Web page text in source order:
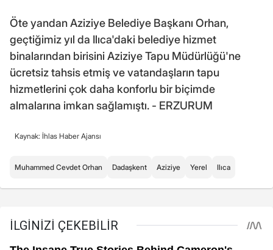
Öte yandan Aziziye Belediye Başkanı Orhan,
geçtiğimiz yıl da Ilıca'daki belediye hizmet
binalarından birisini Aziziye Tapu Müdürlüğü'ne
ücretsiz tahsis etmiş ve vatandaşların tapu
hizmetlerini çok daha konforlu bir biçimde
almalarına imkan sağlamıştı. - ERZURUM
Kaynak: İhlas Haber Ajansı
Muhammed Cevdet Orhan Dadaşkent Aziziye Yerel Ilıca